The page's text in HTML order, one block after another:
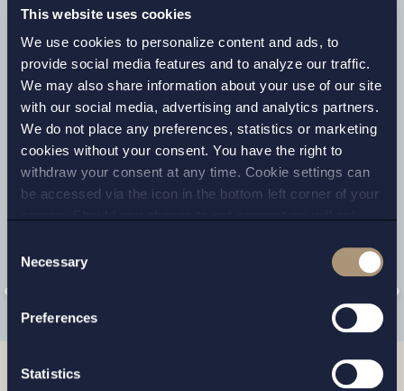
This website uses cookies
We use cookies to personalize content and ads, to
provide social media features and to analyze our traffic.
We may also share information about your use of our site
with our social media, advertising and analytics partners.
We do not place any preferences, statistics or marketing
cookies without your consent. You have the right to
withdraw your consent at any time. Cookie settings can
be accessed via the icon in the bottom left corner of your
andprivacy policy
for more details on cookies and our
Selection
Necessary
Preferences
Statistics
competent and knowledgeable,
well-connected, commercial and
brings a no-nonsense attitude.
LEGAL 500